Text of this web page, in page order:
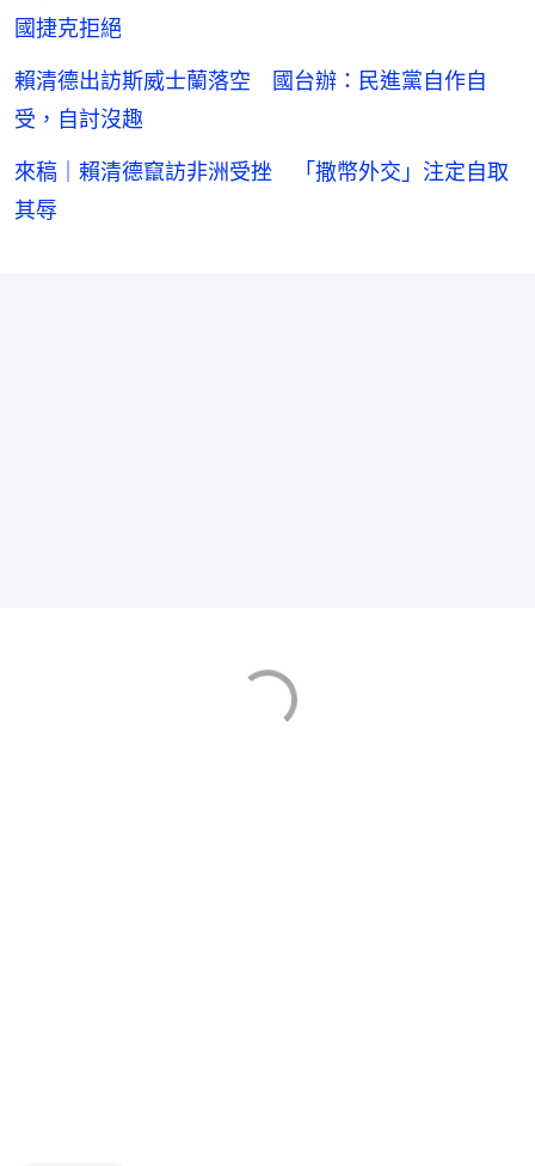
國捷克拒絕
賴清德出訪斯威士蘭落空 國台辦：民進黨自作自
受，自討沒趣
來稿｜賴清德竄訪非洲受挫 「撒幣外交」注定自取
其辱